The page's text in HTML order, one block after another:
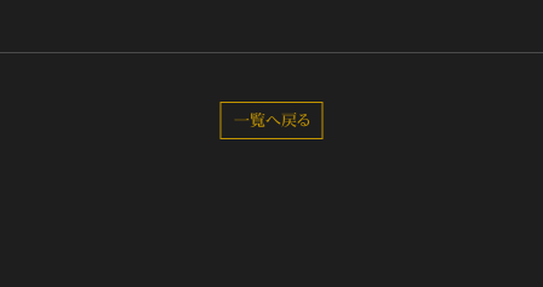
一覧へ戻る